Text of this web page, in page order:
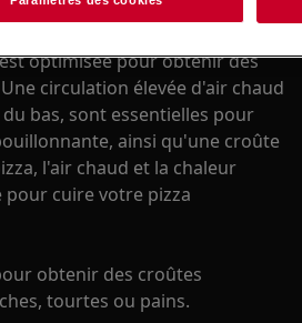
l'utiliser ?
optimisée pour obtenir des
circulation élevée d'air chaud
bas, sont essentielles pour
ainsi qu'une croûte
l'air chaud et la chaleur
cuire votre pizza
obtenir des croûtes
tourtes ou pains.